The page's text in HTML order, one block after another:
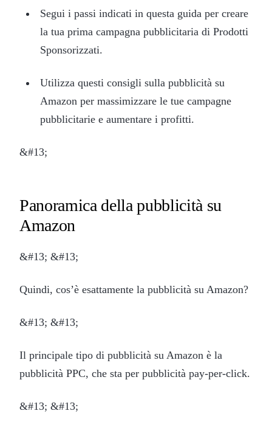
Segui i passi indicati in questa guida per creare
la tua prima campagna pubblicitaria di Prodotti
Sponsorizzati.
Utilizza questi consigli sulla pubblicità su
Amazon per massimizzare le tue campagne
pubblicitarie e aumentare i profitti.
&#13;
Panoramica della pubblicità su
Amazon
&#13; &#13;
Quindi, cos’è esattamente la pubblicità su Amazon?
&#13; &#13;
Il principale tipo di pubblicità su Amazon è la
pubblicità PPC, che sta per pubblicità pay-per-click.
&#13; &#13;